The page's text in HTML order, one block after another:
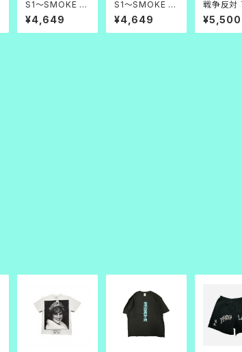
S1～SMOKE 1
～ TEE 天白
¥4,649
S1～SMOKE 1
～ TEE 天黒
¥4,649
戦争反対
黒
¥5,500